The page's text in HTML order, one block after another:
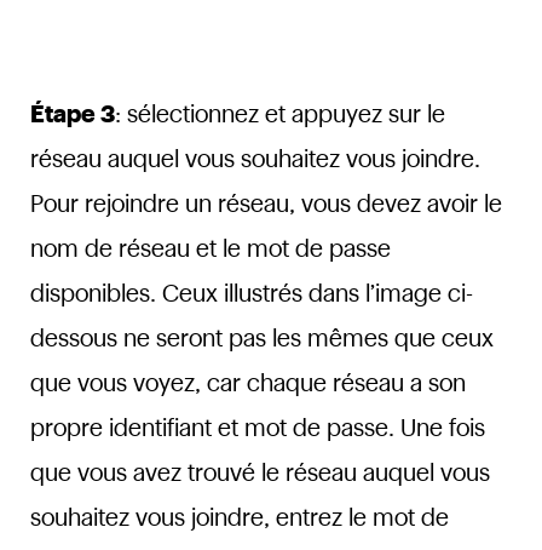
Étape 3: sélectionnez et appuyez sur le
réseau auquel vous souhaitez vous joindre.
Pour rejoindre un réseau, vous devez avoir le
nom de réseau et le mot de passe
disponibles. Ceux illustrés dans l’image ci-
dessous ne seront pas les mêmes que ceux
que vous voyez, car chaque réseau a son
propre identifiant et mot de passe. Une fois
que vous avez trouvé le réseau auquel vous
souhaitez vous joindre, entrez le mot de